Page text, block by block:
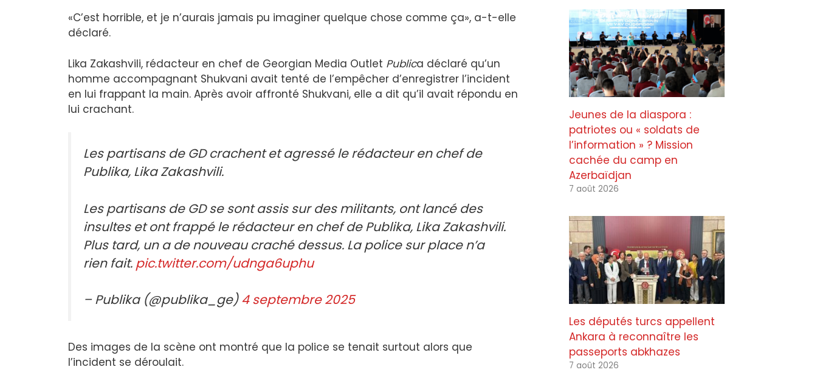
«C’est horrible, et je n’aurais jamais pu imaginer quelque chose comme ça», a-t-elle
déclaré.
Lika Zakashvili, rédacteur en chef de Georgian Media Outlet Publica déclaré qu’un
homme accompagnant Shukvani avait tenté de l’empêcher d’enregistrer l’incident
en lui frappant la main. Après avoir affronté Shukvani, elle a dit qu’il avait répondu en
lui crachant.
Les partisans de GD crachent et agressé le rédacteur en chef de
Publika, Lika Zakashvili.
Les partisans de GD se sont assis sur des militants, ont lancé des
insultes et ont frappé le rédacteur en chef de Publika, Lika Zakashvili.
Plus tard, un a de nouveau craché dessus. La police sur place n’a
rien fait. pic.twitter.com/udnga6uphu
– Publika (@publika_ge)4 septembre 2025
Des images de la scène ont montré que la police se tenait surtout alors que
l’incident se déroulait.
Jeunes de la diaspora :
patriotes ou « soldats de
l’information » ? Mission
cachée du camp en
Azerbaïdjan
7 août 2026
Les députés turcs appellent
Ankara à reconnaître les
passeports abkhazes
7 août 2026